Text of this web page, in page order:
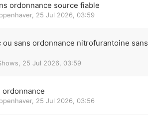
ordonnance source fiable
, 25 Jul 2026, 03:59
sans ordonnance nitrofurantoine sans
25 Jul 2026, 03:59
ordonnance
, 25 Jul 2026, 03:56